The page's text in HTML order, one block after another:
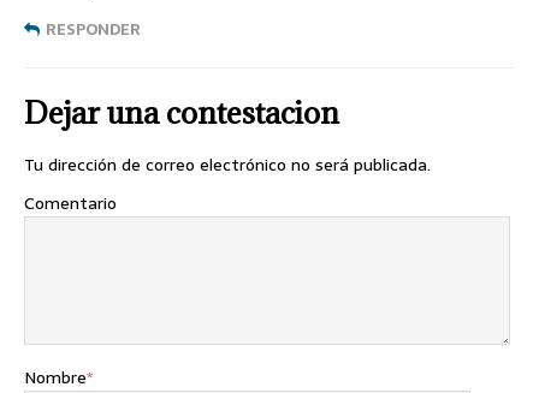
RESPONDER
Dejar una contestacion
Tu dirección de correo electrónico no será publicada.
Comentario
Nombre*